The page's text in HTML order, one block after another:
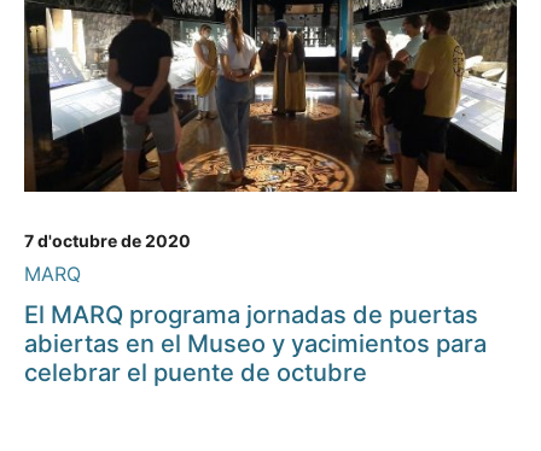
7 d'octubre de 2020
MARQ
El MARQ programa jornadas de puertas
abiertas en el Museo y yacimientos para
celebrar el puente de octubre